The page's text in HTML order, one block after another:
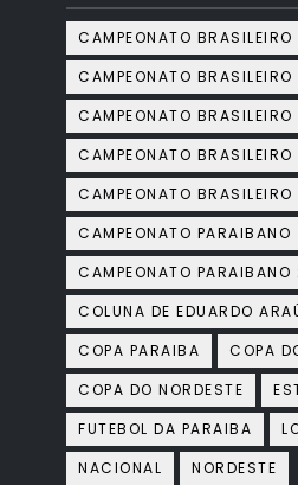
CAMPEONATO BRASILEIRO
CAMPEONATO BRASILEIRO
CAMPEONATO BRASILEIRO
CAMPEONATO BRASILEIRO
CAMPEONATO BRASILEIRO
CAMPEONATO PARAIBANO
CAMPEONATO
COLUNA DE EDUARDO
COPA PARAIBA
COPA
COPA DO NORDESTE
FUTEBOL DA PARAIBA
NACIONAL
NORDESTE